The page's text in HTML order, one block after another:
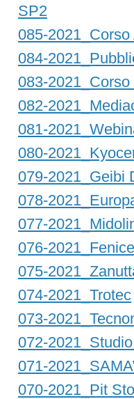
SP2
085-2021_Corso
084-
083-2021_Corso
082-
081-
080-
079-2021_Geibi
078-
077-
076-
075-
074-2021_Trotec
073-
072-
071-2021_SAMA’
070-2021_Pit